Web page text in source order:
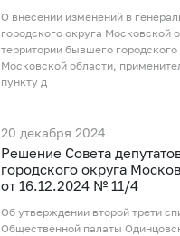
О внесении изменений в
городского округа Московской
территории бывшего
Московской области,
пункту д
20 декабря 2024
Рeшение Совета
городского округа
от 16.12.2024 № 11/4
Об утверждении второй трети
Общественной палаты